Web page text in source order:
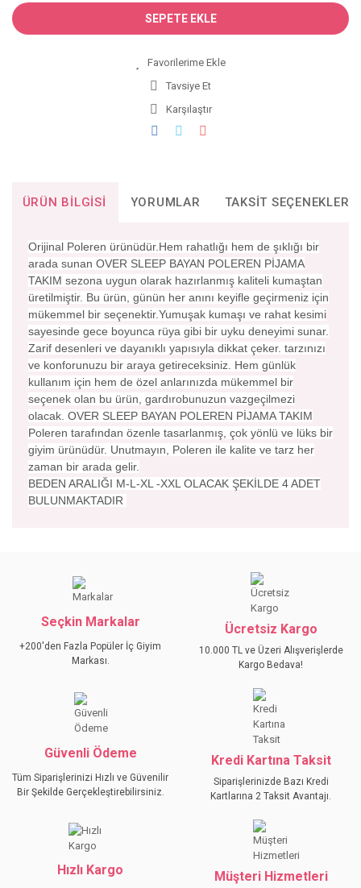
SEPETE EKLE
Tavsiye Et
Karşılaştır
ÜRÜN BILGISI YORUMLAR TAKSIT SEÇENEKLERI
Orijinal Poleren ürünüdür.Hem rahatlığı hem de şıklığı bir
arada sunan OVER SLEEP BAYAN POLEREN PİJAMA
TAKIM sezona uygun olarak hazırlanmış kaliteli kumaştan
üretilmiştir. Bu ürün, günün her anını keyifle geçirmeniz için
mükemmel bir seçenektir.Yumuşak kumaşı ve rahat kesimi
sayesinde gece boyunca rüya gibi bir uyku deneyimi sunar.
Zarif desenleri ve dayanıklı yapısıyla dikkat çeker. tarzınızı
ve konforunuzu bir araya getireceksiniz. Hem günlük
kullanım için hem de özel anlarınızda mükemmel bir
seçenek olan bu ürün, gardırobunuzun vazgeçilmezi
olacak. OVER SLEEP BAYAN POLEREN PİJAMA TAKIM
Poleren tarafından özenle tasarlanmış, çok yönlü ve lüks bir
giyim ürünüdür. Unutmayın, Poleren ile kalite ve tarz her
zaman bir arada gelir.
BEDEN ARALIĞI M-L-XL -XXL OLACAK ŞEKİLDE 4 ADET
BULUNMAKTADIR
kullanarak tarafımıza iletebilirsiniz.
Görüş ve önerileriniz için teşekkür ederiz.
Ürün açıklamasında eksik bilgiler bulunuyor.
Ürün fiyatı diğer sitelerden daha pahalı.
Bu ürüne benzer farklı alternatifler olmalı.
Seçkin Markalar
+200'den Fazla Popüler İç Giyim
Markası.
Ücretsiz Kargo
10.000 TL ve Üzeri Alışverişlerde
Kargo Bedava!
Güvenli Ödeme
Tüm Siparişlerinizi Hızlı ve Güvenilir
Bir Şekilde Gerçekleştirebilirsiniz.
Kredi Kartına Taksit
Siparişlerinizde Bazı Kredi
Kartlarına 2 Taksit Avantajı.
Hızlı Kargo Müşteri Hizmetleri